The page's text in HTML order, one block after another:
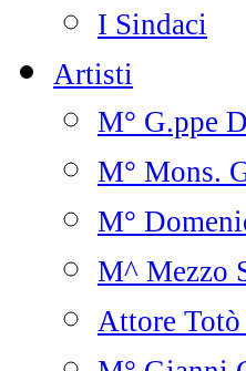
I Sindaci
Artisti
M° G.ppe
M° Mons.
M°
M^ Mezzo
Attore Totò